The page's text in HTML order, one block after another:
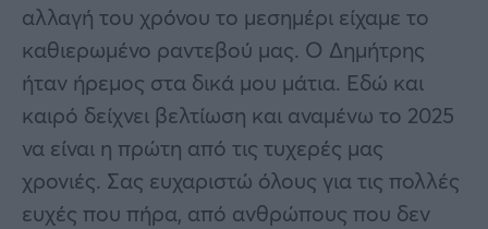
αλλαγή του χρόνου το μεσημέρι είχαμε το
καθιερωμένο ραντεβού μας. Ο Δημήτρης
ήταν ήρεμος στα δικά μου μάτια. Εδώ και
καιρό δείχνει βελτίωση και αναμένω το 2025
να είναι η πρώτη από τις τυχερές μας
χρονιές. Σας ευχαριστώ όλους για τις πολλές
ευχές που πήρα, από ανθρώπους που δεν